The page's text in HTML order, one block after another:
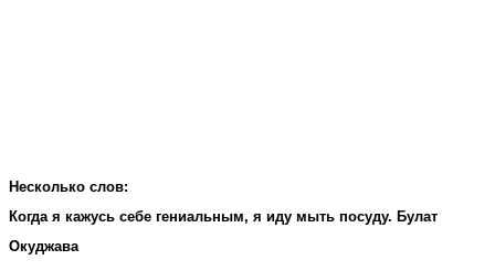
Несколько слов:
Когда я кажусь себе гениальным, я иду мыть посуду. Булат
Окуджава